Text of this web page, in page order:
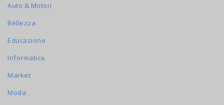
Auto & Motori
Bellezza
Educazione
Informatica
Market
Moda